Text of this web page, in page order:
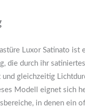
Luxor Satinato ist
die durch ihr
und gleichzeitig
Modell eignet sich
in denen ein